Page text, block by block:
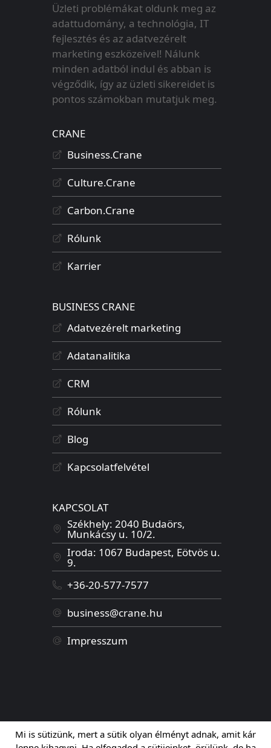
Üzleti problémákat oldunk meg az
adattudomány, a technológia, IT
fejlesztés és az adatvezérelt
marketing eszközeivel! Nálunk
minden adatból indul és abban is
végződik, így az üzleti sikereidet is
pontos számokban mutatjuk meg.
CRANE
Business.Crane
Culture.Crane
Carbon.Crane
Rólunk
Karrier
BUSINESS CRANE
Adatvezérelt marketing
Adatanalitika
CRM
Rólunk
Blog
Kapcsolatfelvétel
KAPCSOLAT
Székhely: 2040 Budaörs,
Munkácsy u. 10/2.
Iroda: 1067 Budapest, Eötvös u.
9.
+36-20-577-7577
business@crane.hu
Impresszum
Mi is sütizünk, mert a sütik olyan élményt adnak, amit kár